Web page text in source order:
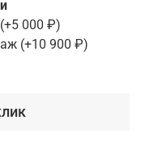
(+5 000 ₽)
(+10 900 ₽)